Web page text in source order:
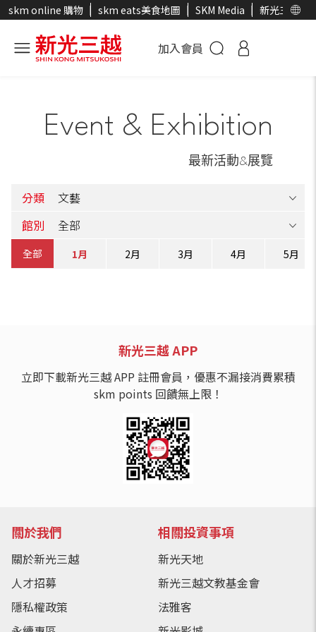
skm online 購物 skm eats美食地圖 SKM Media 新光三越官
加入會員
Event & Exhibition
最新活動&展覽
分類
館別
全部 1月 2月 3月 4月 5月
新光三越 APP
立即下載新光三越 APP 註冊會員，優惠不漏接消費累積
skm points 回饋無上限！
關於我們
關於新光三越
人才招募
隱私權政策
相關投資事項
新光天地
新光三越文教基金會
法雅客